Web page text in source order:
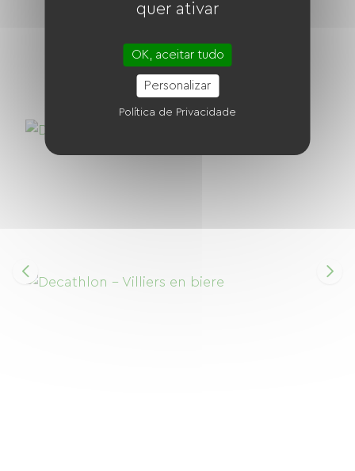
quer ativar
OK, aceitar tudo
Personalizar
Política de Privacidade